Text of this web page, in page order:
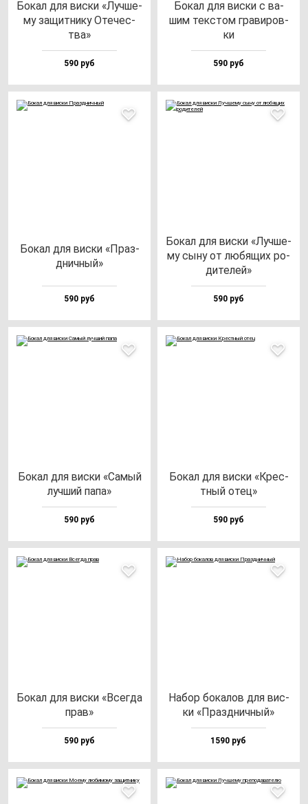
Бокал для вис­ки «Луч­ше­
му за­щит­ни­ку Оте­чес­
тва»
590 руб
Бокал для вис­ки с ва­
шим тек­стом гра­ви­ров­
ки
590 руб
Бокал для вис­ки «Праз­
днич­ный»
590 руб
Бокал для вис­ки «Луч­ше­
му сы­ну от лю­бя­щих ро­
ди­те­лей»
590 руб
Бокал для вис­ки «Самый
луч­ший па­па»
590 руб
Бокал для вис­ки «Крес­
тный отец»
590 руб
Бокал для вис­ки «Всег­да
прав»
590 руб
Набор бо­ка­лов для вис­
ки «Праз­днич­ный»
1590 руб